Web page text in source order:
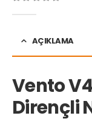
Warning
AÇIKLAMA
Vento
Dirençli